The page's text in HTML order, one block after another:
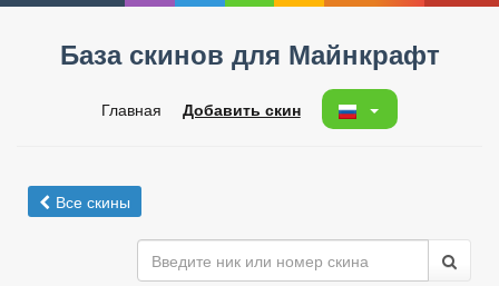
База скинов для Майнкрафт
Главная Добавить скин
Все скины